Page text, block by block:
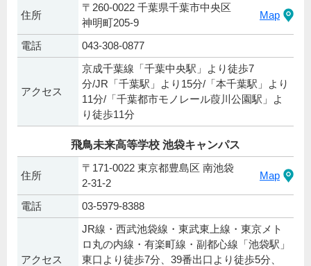
住所
〒260-0022 千葉県千葉市中央区
神明町205-9
Map
電話 043-308-0877
アクセス
京成千葉線「千葉中央駅」より徒歩7
分/JR「千葉駅」より15分/「本千葉駅」より
11分/「千葉都市モノレール葭川公園駅」よ
り徒歩11分
飛鳥未来高等学校 池袋キャンパス
住所
〒171-0022 東京都豊島区 南池袋
2-31-2
Map
電話 03-5979-8388
アクセス
JR線・西武池袋線・東武東上線・東京メト
ロ丸の内線・有楽町線・副都心線「池袋駅」
東口より徒歩7分、39番出口より徒歩5分、